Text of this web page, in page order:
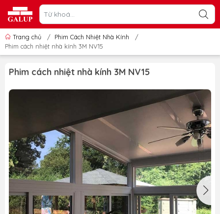
Trang chủ / Phim Cách Nhiệt Nhà Kính
/
Phim cách nhiệt nhà kính 3M NV15
Phim cách nhiệt nhà kính 3M NV15